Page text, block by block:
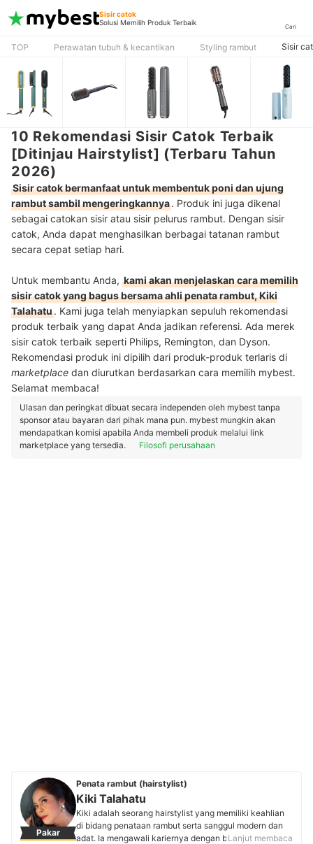
Sisir catok
Solusi Memilih Produk Terbaik
Cari
TOP Perawatan tubuh & kecantikan Styling rambut Sisir
10 Rekomendasi Sisir Catok Terbaik
[Ditinjau Hairstylist] (Terbaru Tahun
2026)
Sisir catok bermanfaat untuk membentuk poni dan ujung
rambut sambil mengeringkannya. Produk ini juga dikenal
sebagai catokan sisir atau sisir pelurus rambut. Dengan sisir
catok, Anda dapat menghasilkan berbagai tatanan rambut
secara cepat setiap hari.
Untuk membantu Anda, kami akan menjelaskan cara memilih
sisir catok yang bagus bersama ahli penata rambut, Kiki
Talahatu. Kami juga telah menyiapkan sepuluh rekomendasi
produk terbaik yang dapat Anda jadikan referensi. Ada merek
sisir catok terbaik seperti Philips, Remington, dan Dyson.
Rekomendasi produk ini dipilih dari produk-produk terlaris di
marketplace dan diurutkan berdasarkan cara memilih mybest.
Selamat membaca!
Ulasan dan peringkat dibuat secara independen oleh mybest tanpa
sponsor atau bayaran dari pihak mana pun. mybest mungkin akan
mendapatkan komisi apabila Anda membeli produk melalui link
marketplace yang tersedia.
Filosofi perusahaan
Pakar
Penata rambut (hairstylist)
Kiki Talahatu
Kiki adalah seorang hairstylist yang memiliki keahlian
di bidang penataan rambut serta sanggul modern dan
adat. Ia mengawali kariernya dengan belajar dari guru
Lanjut membaca